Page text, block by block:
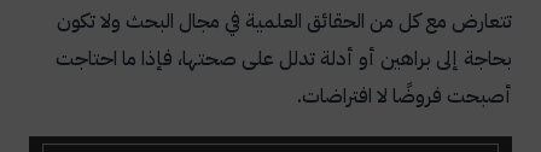
تتعارض مع كل من الحقائق العلمية في مجال البحث ولا تكون
بحاجة إلى براهين أو أدلة تدلل على صحتها، فإذا ما احتاجت
أصبحت فروضًا لا افتراضات.